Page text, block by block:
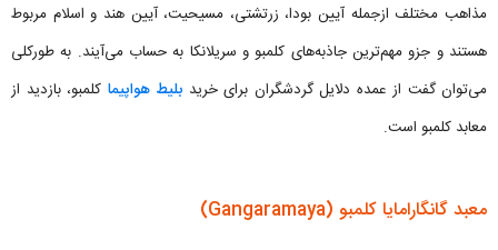
مذاهب مختلف ازجمله آیین بودا، زرتشتی، مسیحیت، آیین هند و اسلام مربوط
هستند و جزو مهم‌ترین جاذبه‌های کلمبو و سریلانکا به حساب می‌آیند. به طورکلی
می‌توان گفت از عمده دلایل گردشگران برای خرید بلیط هواپیما کلمبو، بازدید از
معابد کلمبو است.
معبد گانگارامایا کلمبو (Gangaramaya)